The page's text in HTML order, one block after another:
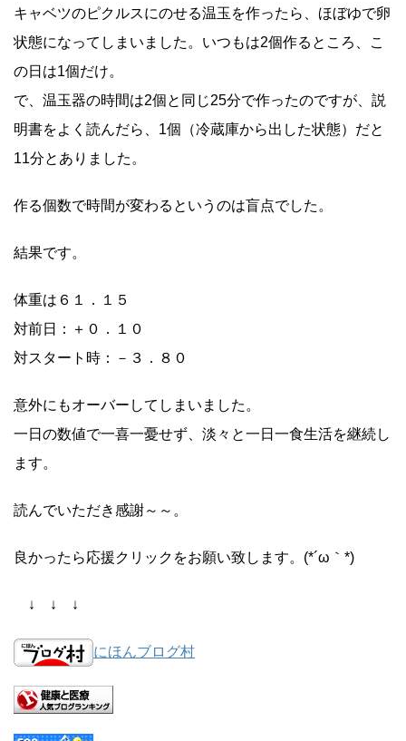
キャベツのピクルスにのせる温玉を作ったら、ほぼゆで卵
状態になってしまいました。いつもは2個作るところ、こ
の日は1個だけ。
で、温玉器の時間は2個と同じ25分で作ったのですが、説
明書をよく読んだら、1個（冷蔵庫から出した状態）だと
11分とありました。
作る個数で時間が変わるというのは盲点でした。
結果です。
体重は６１．１５
対前日：＋０．１０
対スタート時：－３．８０
意外にもオーバーしてしまいました。
一日の数値で一喜一憂せず、淡々と一日一食生活を継続し
ます。
読んでいただき感謝～～。
良かったら応援クリックをお願い致します。(*´ω｀*)
↓ ↓ ↓
にほんブログ村